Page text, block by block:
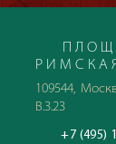
109544,
В.3.23
+7 (495)